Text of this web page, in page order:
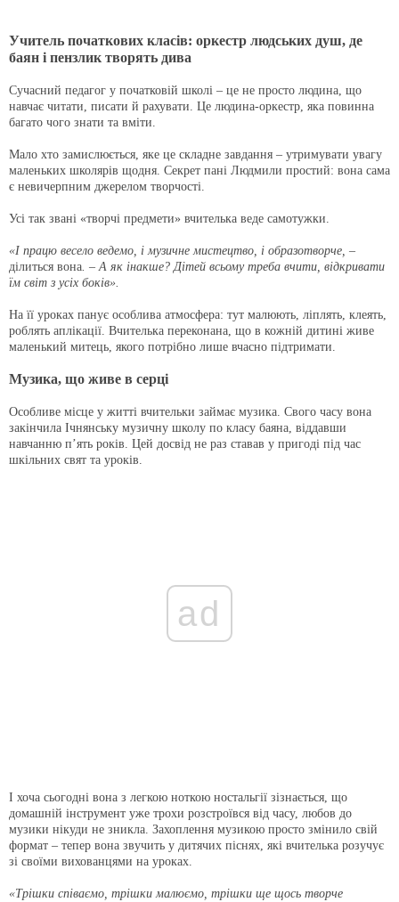
Учитель початкових класів: оркестр людських душ, де
баян і пензлик творять дива
Сучасний педагог у початковій школі – це не просто людина, що
навчає читати, писати й рахувати. Це людина-оркестр, яка повинна
багато чого знати та вміти.
Мало хто замислюється, яке це складне завдання – утримувати увагу
маленьких школярів щодня. Секрет пані Людмили простий: вона сама
є невичерпним джерелом творчості.
Усі так звані «творчі предмети» вчителька веде самотужки.
«І працю весело ведемо, і музичне мистецтво, і образотворче, –
ділиться вона. – А як інакше? Дітей всьому треба вчити, відкривати
їм світ з усіх боків».
На її уроках панує особлива атмосфера: тут малюють, ліплять, клеять,
роблять аплікації. Вчителька переконана, що в кожній дитині живе
маленький митець, якого потрібно лише вчасно підтримати.
Музика, що живе в серці
Особливе місце у житті вчительки займає музика. Свого часу вона
закінчила Ічнянську музичну школу по класу баяна, віддавши
навчанню п’ять років. Цей досвід не раз ставав у пригоді під час
шкільних свят та уроків.
ad
І хоча сьогодні вона з легкою ноткою ностальгії зізнається, що
домашній інструмент уже трохи розстроївся від часу, любов до
музики нікуди не зникла. Захоплення музикою просто змінило свій
формат – тепер вона звучить у дитячих піснях, які вчителька розучує
зі своїми вихованцями на уроках.
«Трішки співаємо, трішки малюємо, трішки ще щось творче